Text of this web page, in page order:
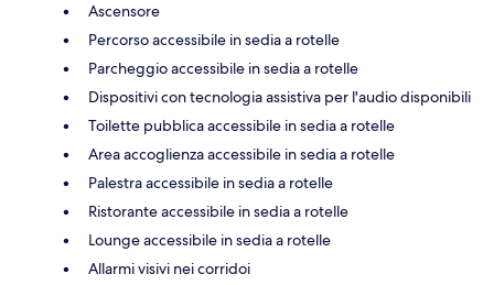
Ascensore
Percorso accessibile in sedia a rotelle
Parcheggio accessibile in sedia a rotelle
Dispositivi con tecnologia assistiva per l'audio disponibili
Toilette pubblica accessibile in sedia a rotelle
Area accoglienza accessibile in sedia a rotelle
Palestra accessibile in sedia a rotelle
Ristorante accessibile in sedia a rotelle
Lounge accessibile in sedia a rotelle
Allarmi visivi nei corridoi